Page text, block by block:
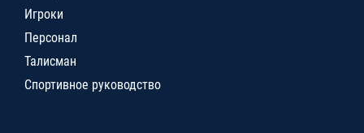
Игроки
Персонал
Талисман
Спортивное руководство